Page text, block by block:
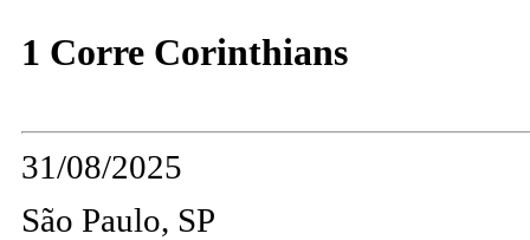
1 Corre Corinthians
31/08/2025
São Paulo, SP